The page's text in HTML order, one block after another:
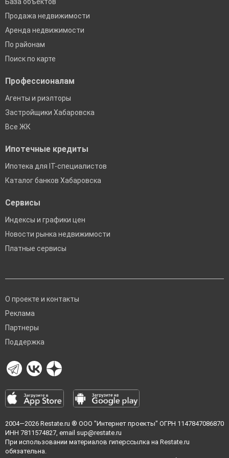
Продажа недвижимости
Аренда недвижимости
По районам
Поиск по карте
Профессионалам
Агенты и риэлторы
Застройщики Хабаровска
Все ЖК
Ипотечные кредиты
Ипотека для IT-специалистов
Каталог банков Хабаровска
Сервисы
Индексы и графики цен
Новости рынка недвижимости
Платные сервисы
О проекте и контакты
Реклама
Партнеры
Поддержка
2004—2026 Restate.ru ® ООО "Интернет проекты" ОГРН 1147847086870
ИНН 7811574827, email sup@restate.ru
При использовании материалов гиперссылка на Restate.ru
обязательна.